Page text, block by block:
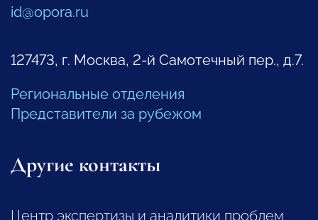
id@opora.ru
127473, г. Москва, 2-й Самотечный пер., д.7.
Региональные отделения
Представители за рубежом
Другие контакты
Центр экспертизы и аналитики проблем